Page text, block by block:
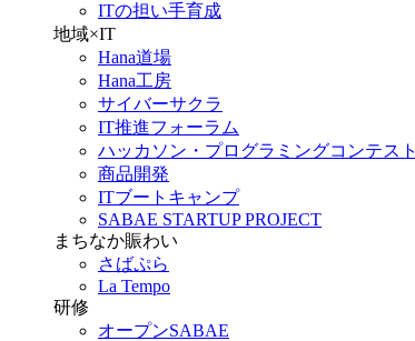
ITの担い手育成
地域×IT
Hana道場
Hana工房
サイバーサクラ
IT推進フォーラム
ハッカソン・プログラミングコンテスト
商品開発
ITブートキャンプ
SABAE STARTUP PROJECT
まちなか賑わい
さばぷら
La Tempo
研修
オープンSABAE